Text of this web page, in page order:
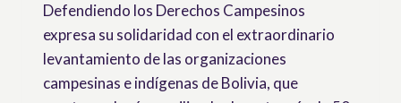
Defendiendo los Derechos Campesinos
expresa su solidaridad con el extraordinario
levantamiento de las organizaciones
campesinas e indígenas de Bolivia, que